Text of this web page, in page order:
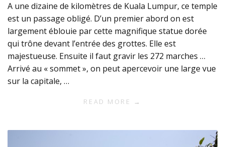
A une dizaine de kilomètres de Kuala Lumpur, ce temple
est un passage obligé. D’un premier abord on est
largement éblouie par cette magnifique statue dorée
qui trône devant l’entrée des grottes. Elle est
majestueuse. Ensuite il faut gravir les 272 marches …
Arrivé au « sommet », on peut apercevoir une large vue
sur la capitale, …
READ MORE →